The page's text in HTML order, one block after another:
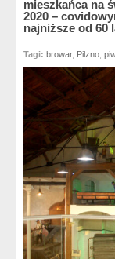
mieszkańca na
2020 –
najniższe od 60
Tagi: browar, Pilzno